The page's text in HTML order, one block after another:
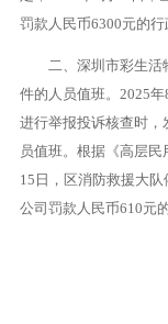
罚款人民币6300元的行
二、深圳市彩生活
件的人员值班。2025
进行举报投诉核查时，
员值班。根据《高层民
15日，区消防救援大
公司罚款人民币610元